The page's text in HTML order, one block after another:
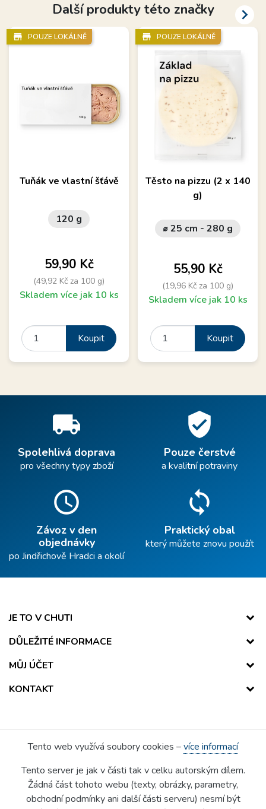
Další produkty této značky
Tuňák ve vlastní šťávě
120 g
Cena
59,90 Kč
(49,92 Kč za 100 g)
Skladem více jak 10 ks
Koupit
store_mall_directory POUZE LOKÁLNĚ
Těsto na pizzu (2 x 140
g)
⌀ 25 cm - 280 g
Cena
55,90 Kč
(19,96 Kč za 100 g)
Skladem více jak 10 ks
Koupit
store_mall_directory POUZE LOKÁLNĚ

local_shipping
Spolehlivá doprava
pro všechny typy zboží
verified_user
Pouze čerstvé
a kvalitní potraviny
schedule
Závoz v den
objednávky
po Jindřichově Hradci a okolí
sync
Praktický obal
který můžete znovu použít
JE TO V CHUTI
DŮLEŽITÉ INFORMACE
MŮJ ÚČET
KONTAKT
Tento web využívá soubory cookies –více informací
Tento server je jak v části tak v celku autorským dílem.
Žádná část tohoto webu (texty, obrázky, parametry,
obchodní podmínky ani další části serveru) nesmí být